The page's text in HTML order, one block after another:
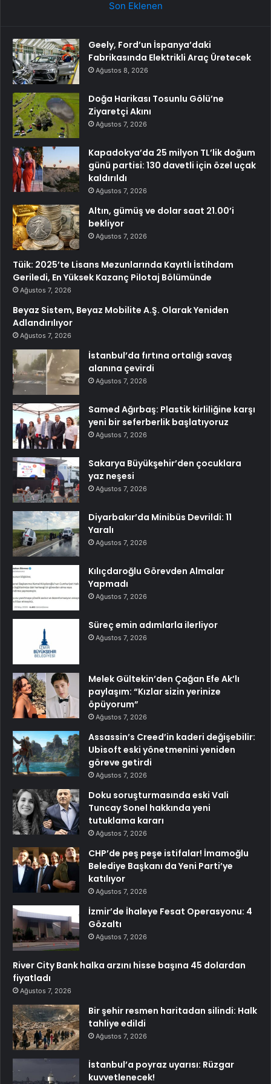
Son Eklenen
Geely, Ford’un İspanya’daki
Fabrikasında Elektrikli Araç Üretecek
Ağustos 8, 2026
Doğa Harikası Tosunlu Gölü’ne
Ziyaretçi Akını
Ağustos 7, 2026
Kapadokya’da 25 milyon TL’lik doğum
günü partisi: 130 davetli için özel uçak
kaldırıldı
Ağustos 7, 2026
Altın, gümüş ve dolar saat 21.00’i
bekliyor
Ağustos 7, 2026
Tüik: 2025’te Lisans Mezunlarında Kayıtlı İstihdam
Geriledi, En Yüksek Kazanç Pilotaj Bölümünde
Ağustos 7, 2026
Beyaz Sistem, Beyaz Mobilite A.Ş. Olarak Yeniden
Adlandırılıyor
Ağustos 7, 2026
İstanbul’da fırtına ortalığı savaş
alanına çevirdi
Ağustos 7, 2026
Samed Ağırbaş: Plastik kirliliğine karşı
yeni bir seferberlik başlatıyoruz
Ağustos 7, 2026
Sakarya Büyükşehir’den çocuklara
yaz neşesi
Ağustos 7, 2026
Diyarbakır’da Minibüs Devrildi: 11
Yaralı
Ağustos 7, 2026
Kılıçdaroğlu Görevden Almalar
Yapmadı
Ağustos 7, 2026
Süreç emin adımlarla ilerliyor
Ağustos 7, 2026
Melek Gültekin’den Çağan Efe Ak’lı
paylaşım: “Kızlar sizin yerinize
öpüyorum”
Ağustos 7, 2026
Assassin’s Creed’in kaderi değişebilir:
Ubisoft eski yönetmenini yeniden
göreve getirdi
Ağustos 7, 2026
Doku soruşturmasında eski Vali
Tuncay Sonel hakkında yeni
tutuklama kararı
Ağustos 7, 2026
CHP’de peş peşe istifalar! İmamoğlu
Belediye Başkanı da Yeni Parti’ye
katılıyor
Ağustos 7, 2026
İzmir’de İhaleye Fesat Operasyonu: 4
Gözaltı
Ağustos 7, 2026
River City Bank halka arzını hisse başına 45 dolardan
fiyatladı
Ağustos 7, 2026
Bir şehir resmen haritadan silindi: Halk
tahliye edildi
Ağustos 7, 2026
İstanbul’a poyraz uyarısı: Rüzgar
kuvvetlenecek!